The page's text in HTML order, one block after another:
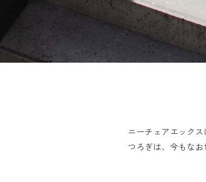
ニーチェアエック
つろぎは、​今も​な​お